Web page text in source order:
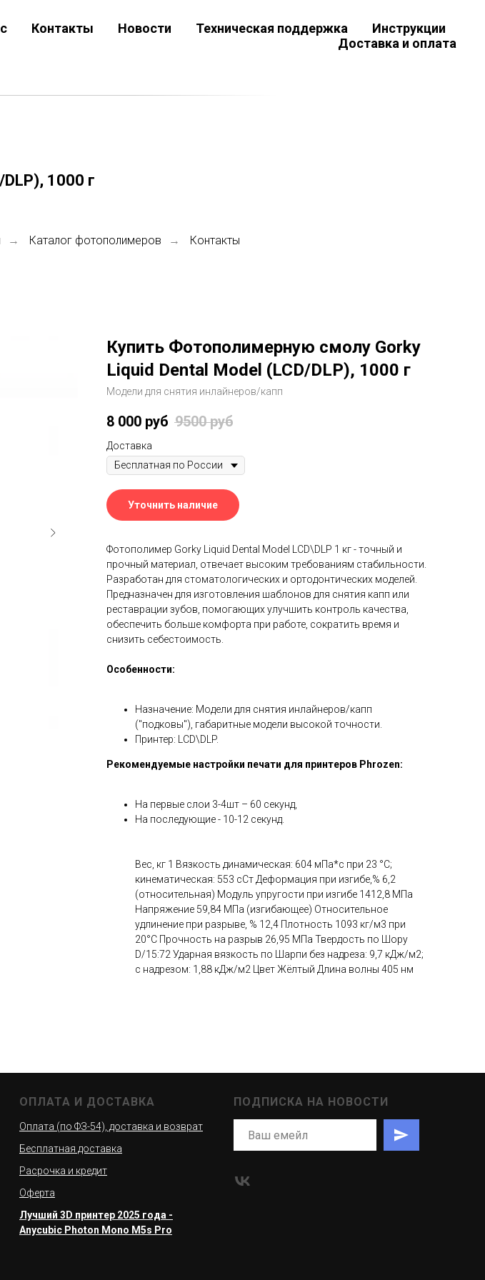
Контакты Новости Техническая поддержка
Инструкции
Доставка и оплата
1000 г
→ Каталог фотополимеров → Контакты
Купить Фотополимерную смолу Gorky
Liquid Dental Model (LCD/DLP), 1000 г
Модели для снятия инлайнеров/капп
8 000 руб 9500 руб
Доставка
Уточнить наличие
Фотополимер Gorky Liquid Dental Model LCD\DLP 1 кг - точный и
прочный материал, отвечает высоким требованиям стабильности.
Разработан для стоматологических и ортодонтических моделей.
Предназначен для изготовления шаблонов для снятия капп или
реставрации зубов, помогающих улучшить контроль качества,
обеспечить больше комфорта при работе, сократить время и
снизить себестоимость.
Особенности:
Назначение: Модели для снятия инлайнеров/капп
("подковы"), габаритные модели высокой точности.
Принтер: LCD\DLP.
Рекомендуемые настройки печати для принтеров Phrozen:
На первые слои 3-4шт – 60 секунд,
На последующие - 10-12 секунд.
Вес, кг 1 Вязкость динамическая: 604 мПа*с при 23 °С;
кинематическая: 553 сСт Деформация при изгибе,% 6,2
(относительная) Модуль упругости при изгибе 1412,8 МПа
Напряжение 59,84 МПа (изгибающее) Относительное
удлинение при разрыве, % 12,4 Плотность 1093 кг/м3 при
20°С Прочность на разрыв 26,95 МПа Твердость по Шору
D/15:72 Ударная вязкость по Шарпи без надреза: 9,7 кДж/м2;
c надрезом: 1,88 кДж/м2 Цвет Жёлтый Длина волны 405 нм
ОПЛАТА И ДОСТАВКА
Оплата (по ФЗ-54), доставка и возврат
Бесплатная доставка
Расрочка и кредит
Оферта
Лучший 3D принтер 2025 года -
Anycubic Photon Mono M5s Pro
ПОДПИСКА НА НОВОСТИ